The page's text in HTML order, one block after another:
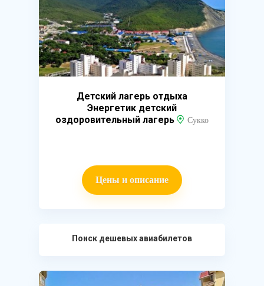
Детский лагерь отдыха
Энергетик детский
оздоровительный лагерь
Сукко
Цены и описание
Поиск дешевых авиабилетов